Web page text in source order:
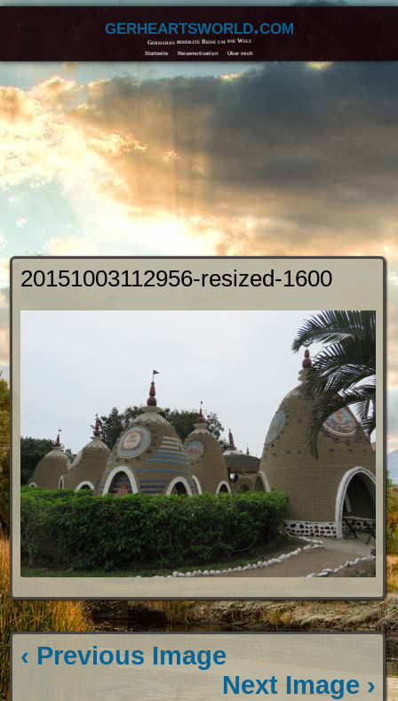
gerheartsworld.com
Gerhards beherzte Reise um die Welt
Startseite Reisemotivation Über mich
20151003112956-resized-1600
‹ Previous Image
Next Image ›